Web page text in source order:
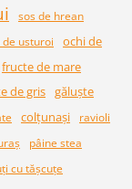
sos de hrean
usturoi
ochi de
fructe de mare
de gris găluşte
colţunaşi ravioli
pâine stea
cu tăşcuţe